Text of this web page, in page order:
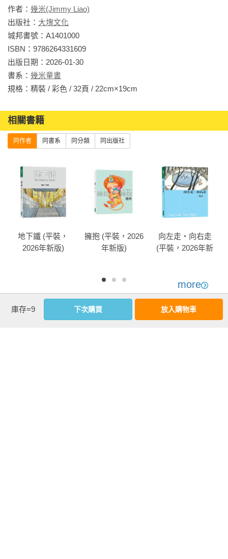
作者： 幾米(Jimmy Liao)
出版社： 大塊文化
城邦書號：A1401000
ISBN：9786264331609
出版日期：2026-01-30
書系： 幾米童書
規格：精裝 / 彩色 / 32頁 / 22cm×19cm
相關書籍
同作者 同書系 同分類 同出版社
地下鐵 (平裝，
2026年新版)
擁抱 (平裝，2026
年新版)
向左走・向右走
(平裝，2026年新
more
優惠活動快訊
庫存=9 下次購買 放入購物車